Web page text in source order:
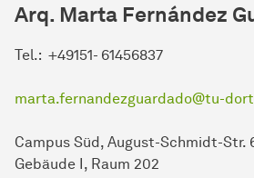
Arq. Marta Fernández
Tel.: +49151- 61456837
marta.fernandezguardado@tu-
Campus Süd, August-Schmidt-Str.
Gebäude I, Raum 202